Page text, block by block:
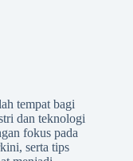
tempat bagi
dan teknologi
fokus pada
serta tips